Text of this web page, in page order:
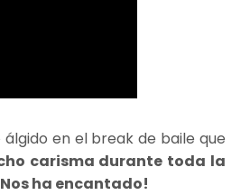
en el break de baile que
carisma durante toda la
ha encantado!